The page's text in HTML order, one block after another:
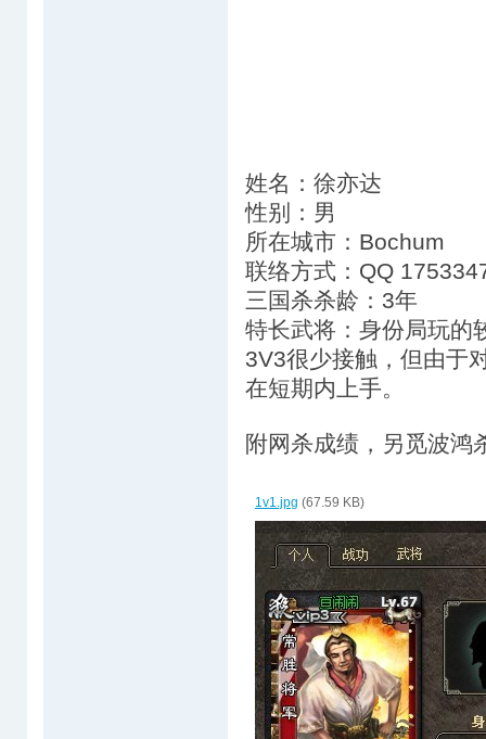
姓名：徐亦达
性别：男
所在城市：Bochum
联络方式：QQ
三国杀杀龄：3年
特长武将：身份局玩的
3V3很少接触，但由于
在短期内上手。
附网杀成绩，另觅波鸿
1v1.jpg (67.59 KB)